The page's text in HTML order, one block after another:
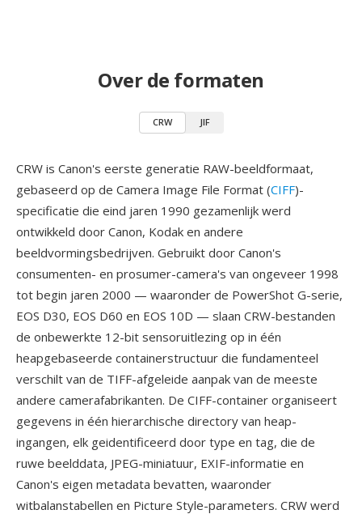
Over de formaten
CRW JIF
CRW is Canon's eerste generatie RAW-beeldformaat,
gebaseerd op de Camera Image File Format (CIFF)-
specificatie die eind jaren 1990 gezamenlijk werd
ontwikkeld door Canon, Kodak en andere
beeldvormingsbedrijven. Gebruikt door Canon's
consumenten- en prosumer-camera's van ongeveer 1998
tot begin jaren 2000 — waaronder de PowerShot G-serie,
EOS D30, EOS D60 en EOS 10D — slaan CRW-bestanden
de onbewerkte 12-bit sensoruitlezing op in één
heapgebaseerde containerstructuur die fundamenteel
verschilt van de TIFF-afgeleide aanpak van de meeste
andere camerafabrikanten. De CIFF-container organiseert
gegevens in één hierarchische directory van heap-
ingangen, elk geidentificeerd door type en tag, die de
ruwe beelddata, JPEG-miniatuur, EXIF-informatie en
Canon's eigen metadata bevatten, waaronder
witbalanstabellen en Picture Style-parameters. CRW werd